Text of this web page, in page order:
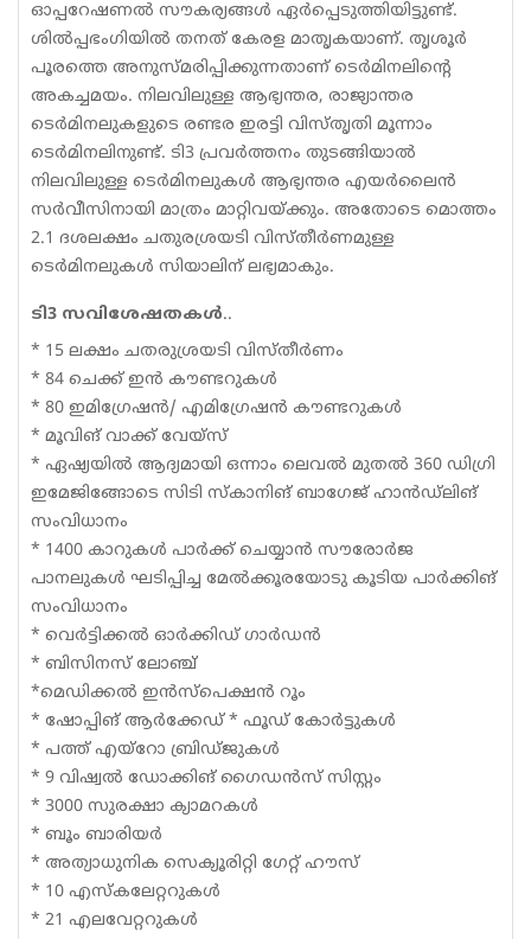
ഓപ്പറേഷണല്‍ സൗകര്യങ്ങള്‍ ഏര്‍പ്പെടുത്തിയിട്ടുണ്ട്.
ശില്‍പ്പഭംഗിയില്‍ തനത് കേരള മാതൃകയാണ്. തൃശൂര്‍
പൂരത്തെ അനുസ്മരിപ്പിക്കുന്നതാണ് ടെര്‍മിനലിന്റെ
അകച്ചമയം. നിലവിലുള്ള ആഭ്യന്തര, രാജ്യാന്തര
ടെര്‍മിനലുകളുടെ രണ്ടര ഇരട്ടി വിസ്തൃതി മൂന്നാം
ടെര്‍മിനലിനുണ്ട്. ടി3 പ്രവര്‍ത്തനം തുടങ്ങിയാല്‍
നിലവിലുള്ള ടെര്‍മിനലുകള്‍ ആഭ്യന്തര എയര്‍ലൈന്‍
സര്‍വീസിനായി മാത്രം മാറ്റിവയ്ക്കും. അതോടെ മൊത്തം
2.1 ദശലക്ഷം ചതുരശ്രയടി വിസ്തീര്‍ണമുള്ള
ടെര്‍മിനലുകള്‍ സിയാലിന് ലഭ്യമാകും.
ടി3 സവിശേഷതകള്‍..
* 15 ലക്ഷം ചതരുശ്രയടി വിസ്തീര്‍ണം
* 84 ചെക്ക് ഇന്‍ കൗണ്ടറുകള്‍
* 80 ഇമിഗ്രേഷന്‍/ എമിഗ്രേഷന്‍ കൗണ്ടറുകള്‍
* മൂവിങ് വാക്ക് വേയ്‌സ്
* ഏഷ്യയില്‍ ആദ്യമായി ഒന്നാം ലെവല്‍ മുതല്‍ 360 ഡിഗ്രി
ഇമേജിങ്ങോടെ സിടി സ്‌കാനിങ് ബാഗേജ് ഹാന്‍ഡ്‌ലിങ്
സംവിധാനം
* 1400 കാറുകള്‍ പാര്‍ക്ക് ചെയ്യാന്‍ സൗരോര്‍ജ
പാനലുകള്‍ ഘടിപ്പിച്ച മേല്‍ക്കൂരയോടു കൂടിയ പാര്‍ക്കിങ്
സംവിധാനം
* വെര്‍ട്ടിക്കല്‍ ഓര്‍ക്കിഡ് ഗാര്‍ഡന്‍
* ബിസിനസ് ലോഞ്ച്
*മെഡിക്കല്‍ ഇന്‍സ്‌പെക്ഷന്‍ റൂം
* ഷോപ്പിങ് ആര്‍ക്കേഡ് * ഫൂഡ് കോര്‍ട്ടുകള്‍
* പത്ത് എയ്‌റോ ബ്രിഡ്ജുകള്‍
* 9 വിഷ്വല്‍ ഡോക്കിങ് ഗൈഡന്‍സ് സിസ്റ്റം
* 3000 സുരക്ഷാ ക്യാമറകള്‍
* ബൂം ബാരിയര്‍
* അത്യാധുനിക സെക്യൂരിറ്റി ഗേറ്റ് ഹൗസ്
* 10 എസ്‌കലേറ്ററുകള്‍
* 21 എലവേറ്ററുകള്‍